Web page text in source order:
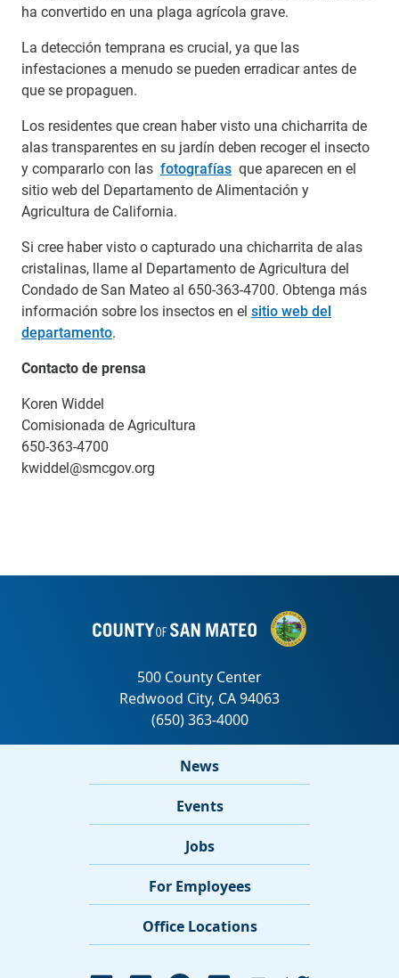
ha convertido en una plaga agrícola grave.
La detección temprana es crucial, ya que las
infestaciones a menudo se pueden erradicar antes de
que se propaguen.
Los residentes que crean haber visto una chicharrita de
alas transparentes en su jardín deben recoger el insecto
y compararlo con las fotografías que aparecen en el
sitio web del Departamento de Alimentación y
Agricultura de California.
Si cree haber visto o capturado una chicharrita de alas
cristalinas, llame al Departamento de Agricultura del
Condado de San Mateo al 650-363-4700. Obtenga más
información sobre los insectos en el sitio web del
departamento.
Contacto de prensa
Koren Widdel
Comisionada de Agricultura
650-363-4700
kwiddel@smcgov.org
News
Events
Jobs
For Employees
Office Locations